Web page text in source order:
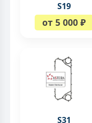
S19
от 5 000 ₽
S31